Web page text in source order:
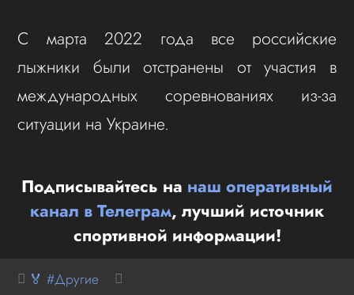
С марта 2022 года все российские
лыжники были отстранены от участия в
международных соревнованиях из-за
ситуации на Украине.
Подписывайтесь на наш оперативный
канал в Телеграм, лучший источник
спортивной информации!
🏅 #Другие